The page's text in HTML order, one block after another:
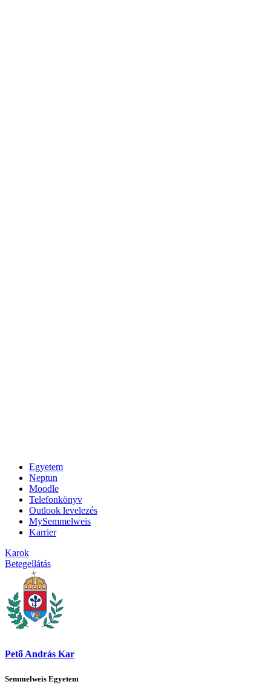
Egyetem
Neptun
Moodle
Telefonkönyv
Outlook levelezés
MySemmelweis
Karrier
Karok
Betegellátás
Pető András Kar
Semmelweis Egyetem